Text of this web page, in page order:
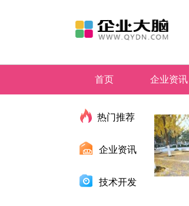
首页 企业资讯
地方特产
热门推荐
企业资讯
技术开发